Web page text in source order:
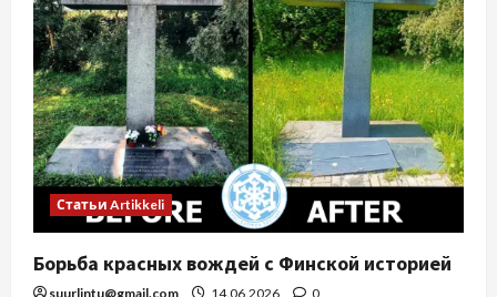
Статьи Artikkeli
Борьба красных вождей с Финской историей
suurlintu@gmail.com 14.06.2026 0